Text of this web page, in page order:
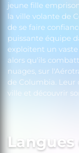
jeune fille
la ville volante de
de se faire
puissante équipe
exploitent un
alors qu'ils
nuages, sur
de Columbia. Leur
ville et découvrir